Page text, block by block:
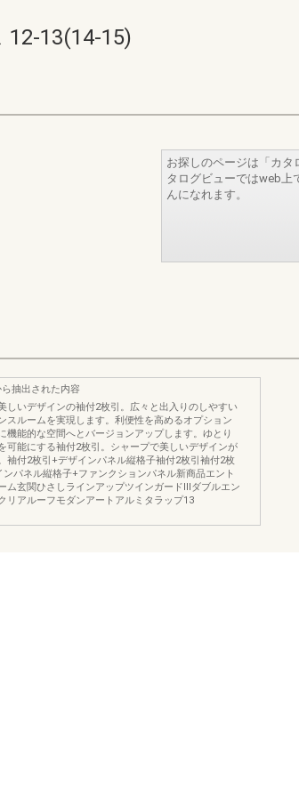
13(14-15)
お探しのページは「カタ
タログビューではweb上
んになれます。
抽出された内容
しいデザインの袖付2枚引。広々と出入りのしやすい
スルームを実現します。利便性を高めるオプション
機能的な空間へとバージョンアップします。ゆとり
可能にする袖付2枚引。シャープで美しいデザインが
袖付2枚引+デザインパネル縦格子袖付2枚引袖付2枚
ンパネル縦格子+ファンクションパネル新商品エント
ム玄関ひさしラインアップツインガードⅢダブルエン
リアルーフモダンアートアルミタラップ13